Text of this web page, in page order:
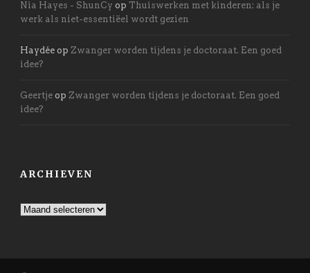
Nia Hayes - ShunCy op Thuiswerken met kinderen: als je
werk als niet-essentiëel wordt gezien
Haydée op Zwanger worden tijdens je doctoraat. Een goed
idee?
Geertje op Zwanger worden tijdens je doctoraat. Een goed
idee?
ARCHIEVEN
Archieven